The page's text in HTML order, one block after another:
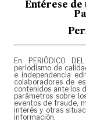
Entérese de
En PERIÓDICO
periodismo de
e independencia
colaboradores de
contenidos ante los
parámetros sobre
eventos de fraude,
interés y otras
información.